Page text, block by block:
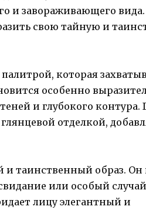
и завораживающего
свою тайную и
которая
особенно
и глубокого контура.
отделкой,
и таинственный образ. Он
или особый
лицу элегантный и